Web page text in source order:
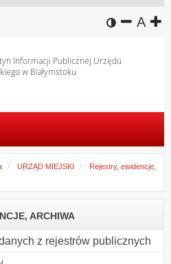
wersja
A
Informacji Publicznej Urzędu
w Białymstoku
URZĄD MIEJSKI
Rejestry, ewidencje,
ARCHIWA
z rejestrów publicznych